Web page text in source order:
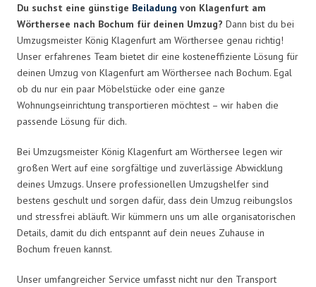
Du suchst eine günstige Beiladung von Klagenfurt am
Wörthersee nach Bochum für deinen Umzug? Dann bist du bei
Umzugsmeister König Klagenfurt am Wörthersee genau richtig!
Unser erfahrenes Team bietet dir eine kosteneffiziente Lösung für
deinen Umzug von Klagenfurt am Wörthersee nach Bochum. Egal
ob du nur ein paar Möbelstücke oder eine ganze
Wohnungseinrichtung transportieren möchtest – wir haben die
passende Lösung für dich.
Bei Umzugsmeister König Klagenfurt am Wörthersee legen wir
großen Wert auf eine sorgfältige und zuverlässige Abwicklung
deines Umzugs. Unsere professionellen Umzugshelfer sind
bestens geschult und sorgen dafür, dass dein Umzug reibungslos
und stressfrei abläuft. Wir kümmern uns um alle organisatorischen
Details, damit du dich entspannt auf dein neues Zuhause in
Bochum freuen kannst.
Unser umfangreicher Service umfasst nicht nur den Transport